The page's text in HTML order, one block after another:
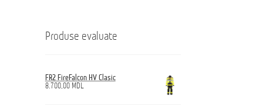
Produse evaluate
FR2 FireFalcon HV Clasic
8.700,00 MDL